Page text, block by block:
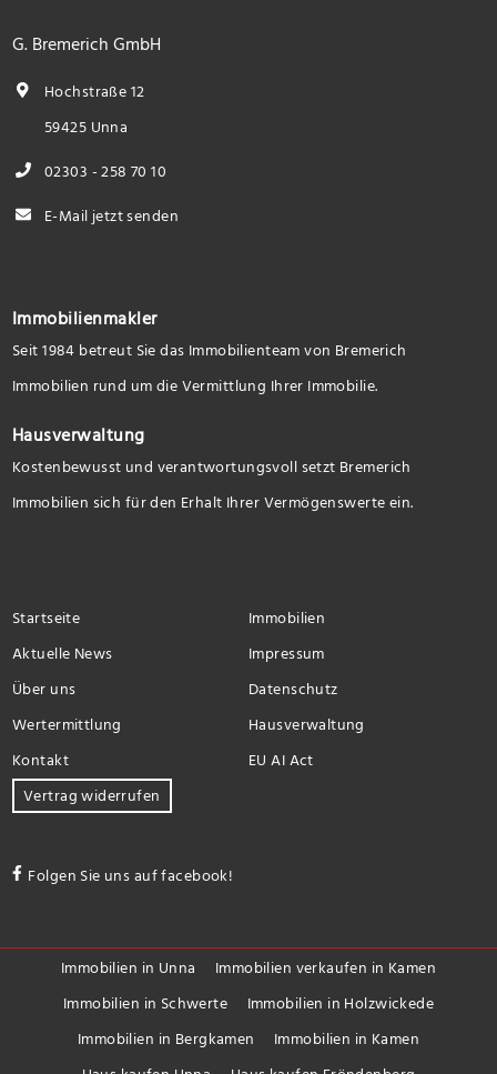
G. Bremerich GmbH
Hochstraße 12
59425 Unna
02303 - 258 70 10
E-Mail jetzt senden
Immobilienmakler
Seit 1984 betreut Sie das Immobilienteam von Bremerich
Immobilien rund um die Vermittlung Ihrer Immobilie.
Hausverwaltung
Kostenbewusst und verantwortungsvoll setzt Bremerich
Immobilien sich für den Erhalt Ihrer Vermögenswerte ein.
Startseite
Immobilien
Aktuelle News
Impressum
Über uns
Datenschutz
Wertermittlung
Hausverwaltung
Kontakt
EU AI Act
Vertrag widerrufen
Folgen Sie uns auf facebook!
Immobilien in Unna
Immobilien verkaufen in Kamen
Immobilien in Schwerte
Immobilien in Holzwickede
Immobilien in Bergkamen
Immobilien in Kamen